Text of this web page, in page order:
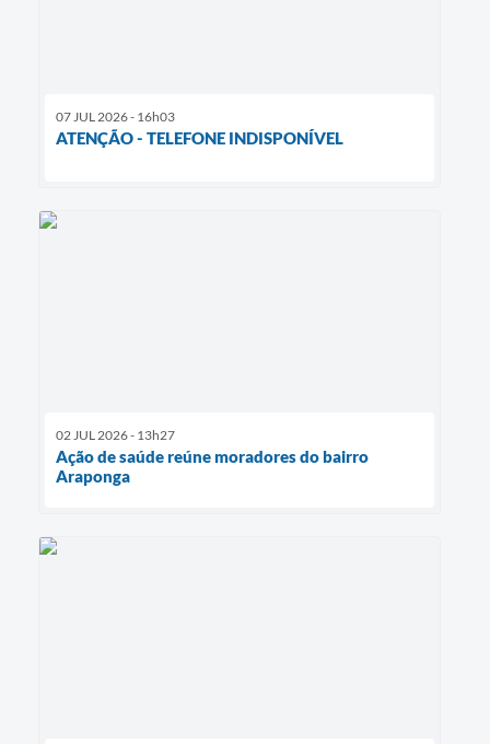
07 JUL 2026 - 16h03
ATENÇÃO - TELEFONE INDISPONÍVEL
02 JUL 2026 - 13h27
Ação de saúde reúne moradores do bairro
Araponga